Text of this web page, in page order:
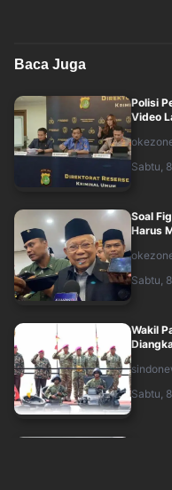
Baca Juga
Polisi
Video
Sabtu,
Soal
Harus
Sabtu,
Wakil
Sabtu,